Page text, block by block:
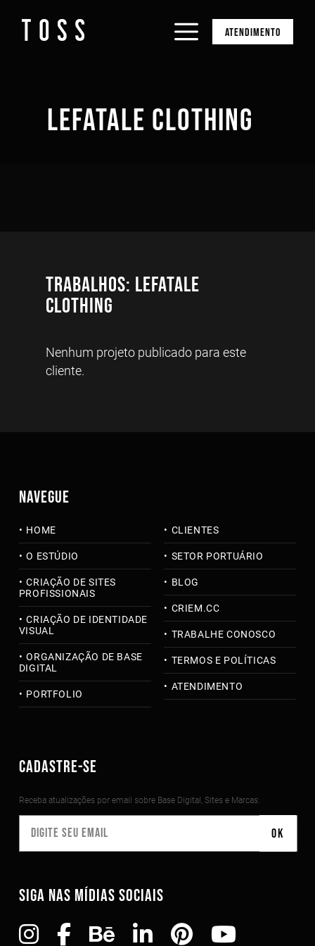
ATENDIMENTO
LEFATALE CLOTHING
Trabalhos: Lefatale
Clothing
Nenhum projeto publicado para este
cliente.
NAVEGUE
HOME
O ESTÚDIO
CRIAÇÃO DE SITES
PROFISSIONAIS
CRIAÇÃO DE IDENTIDADE
VISUAL
ORGANIZAÇÃO DE BASE
DIGITAL
PORTFOLIO
CLIENTES
SETOR PORTUÁRIO
BLOG
CRIEM.CC
TRABALHE CONOSCO
TERMOS E POLÍTICAS
ATENDIMENTO
CADASTRE-SE
Receba atualizações por email sobre Base Digital, Sites e Marcas:
SIGA NAS MÍDIAS SOCIAIS